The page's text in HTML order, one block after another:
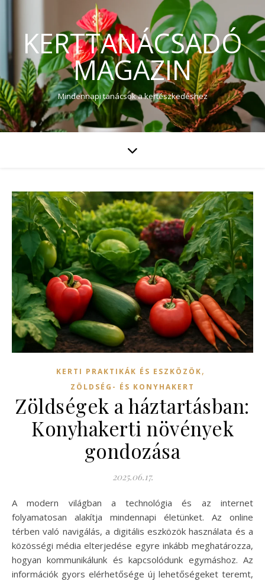
KERTTANÁCSADÓ
MAGAZIN
Mindennapi tanácsok a kertészkedéshez
KERTI PRAKTIKÁK ÉS ESZKÖZÖK,
ZÖLDSÉG- ÉS KONYHAKERT
Zöldségek a háztartásban:
Konyhakerti növények
gondozása
2025.06.17.
A modern világban a technológia és az internet
folyamatosan alakítja mindennapi életünket. Az online
térben való navigálás, a digitális eszközök használata és a
közösségi média elterjedése egyre inkább meghatározza,
hogyan kommunikálunk és kapcsolódunk egymáshoz. Az
információk gyors elérhetősége új lehetőségeket teremt,